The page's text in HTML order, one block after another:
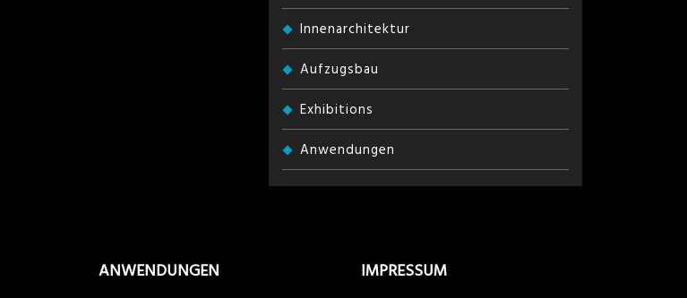
Innenarchitektur
Aufzugsbau
Exhibitions
Anwendungen
ANWENDUNGEN IMPRESSUM